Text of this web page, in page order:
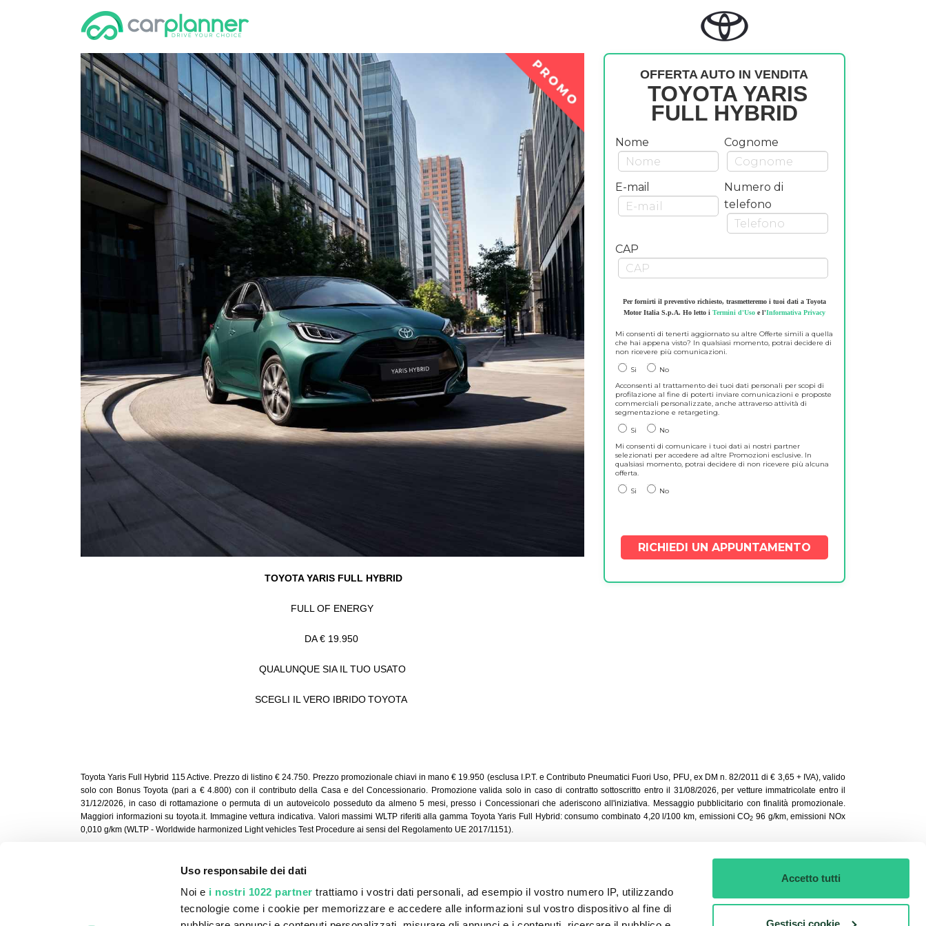
Uso responsabile dei dati
Noi e i nostri 1022 partner trattiamo i vostri dati personali, ad esempio il vostro numero IP, utilizzando
tecnologie come i cookie per memorizzare e accedere alle informazioni sul vostro dispositivo al fine di
Accetto tutti
Gestisci cookie
TOYOTA YARIS FULL HYBRID
FULL OF ENERGY
DA € 19.950
QUALUNQUE SIA IL TUO USATO
SCEGLI IL VERO IBRIDO TOYOTA
OFFERTA AUTO IN VENDITA
TOYOTA YARIS
FULL HYBRID
Nome Cognome
E-mail
Numero di
telefono
CAP
Per fornirti il preventivo richiesto, trasmetteremo i tuoi dati a Toyota
Motor Italia S.p.A. Ho letto i Termini d'Usoe l'Informativa Privacy
Mi consenti di tenerti aggiornato su altre Offerte simili a quella
che hai appena visto? In qualsiasi momento, potrai decidere di
non ricevere più comunicazioni.
Si
No
Acconsenti al trattamento dei tuoi dati personali per scopi di
profilazione al fine di poterti inviare comunicazioni e proposte
commerciali personalizzate, anche attraverso attività di
segmentazione e retargeting.
Si
No
Mi consenti di comunicare i tuoi dati ai nostri partner
selezionati per accedere ad altre Promozioni esclusive. In
qualsiasi momento, potrai decidere di non ricevere più alcuna
offerta.
Si
No
Toyota Yaris Full Hybrid 115 Active. Prezzo di listino € 24.750. Prezzo promozionale chiavi in mano € 19.950 (esclusa I.P.T. e Contributo Pneumatici Fuori Uso, PFU, ex DM n. 82/2011 di € 3,65 + IVA), valido
solo con Bonus Toyota (pari a € 4.800) con il contributo della Casa e del Concessionario. Promozione valida solo in caso di contratto sottoscritto entro il 31/08/2026, per vetture immatricolate entro il
31/12/2026, in caso di rottamazione o permuta di un autoveicolo posseduto da almeno 5 mesi, presso i Concessionari che aderiscono all'iniziativa. Messaggio pubblicitario con finalità promozionale.
Maggiori informazioni su toyota.it. Immagine vettura indicativa. Valori massimi WLTP riferiti alla gamma Toyota Yaris Full Hybrid: consumo combinato 4,20 l/100 km, emissioni CO2 96 g/km, emissioni NOx
0,010 g/km (WLTP - Worldwide harmonized Light vehicles Test Procedure ai sensi del Regolamento UE 2017/1151).
CarPlanner è la piattaforma digitale che dal 2015, grazie ai propri strumenti di ricerca e comparazione, consente agli utenti di trovare l'auto che
meglio si adatta alle proprie esigenze e di cercare le offerte più competitive sul mercato, sia per Acquisto che il Noleggio a Lungo Termine.
Collaboriamo con i più grandi marchi automobilistici come Alfa Romeo, BMW, Dacia, Fiat, Jaguar, Land Rover, Mercedes, Renault, Toyota, Volvo e